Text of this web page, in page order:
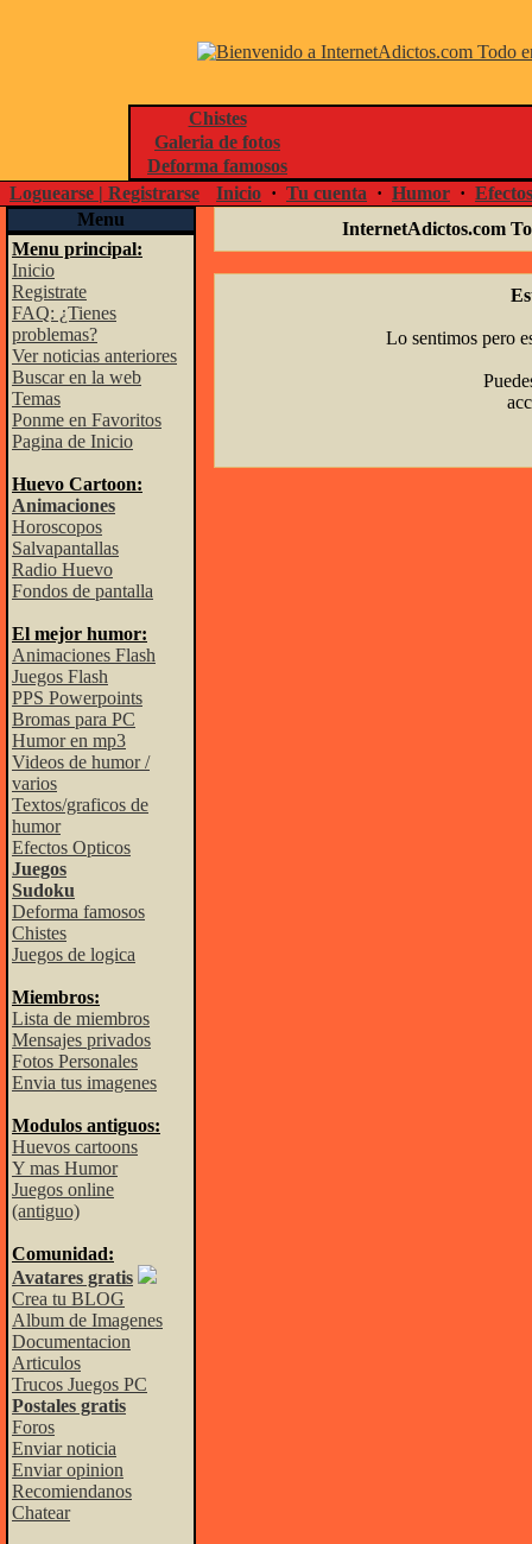
Chistes
Galeria de fotos
Deforma famosos
Loguearse | Registrarse
Inicio · Tu cuenta · Humor ·
Menu
Menu principal:
Inicio
Registrate
FAQ: ¿Tienes
problemas?
Ver noticias anteriores
Buscar en la web
Temas
Ponme en Favoritos
Pagina de Inicio
Huevo Cartoon:
Animaciones
Horoscopos
Salvapantallas
Radio Huevo
Fondos de pantalla
El mejor humor:
Animaciones Flash
Juegos Flash
PPS Powerpoints
Bromas para PC
Humor en mp3
Videos de humor /
varios
Textos/graficos de
humor
Efectos Opticos
Juegos
Sudoku
Deforma famosos
Chistes
Juegos de logica
Miembros:
Lista de miembros
Mensajes privados
Fotos Personales
Envia tus imagenes
Modulos antiguos:
Huevos cartoons
Y mas Humor
Juegos online
(antiguo)
Comunidad:
Avatares gratis
Crea tu BLOG
Album de Imagenes
Documentacion
Articulos
Trucos Juegos PC
Postales gratis
Foros
Enviar noticia
Enviar opinion
Recomiendanos
Chatear
InternetAdictos.com
Lo sentimos pero